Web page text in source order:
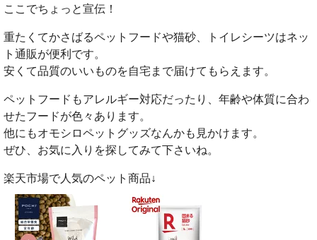
ここでちょっと宣伝！
重たくてかさばるペットフードや猫砂、トイレシーツはネッ
ト通販が便利です。
安くて品質のいいものを自宅まで届けてもらえます。
ペットフードもアレルギー対応だったり、年齢や体質に合わ
せたフードが色々あります。
他にもオモシロペットグッズなんかも見かけます。
ぜひ、お気に入りを探してみて下さいね。
楽天市場で人気のペット商品↓